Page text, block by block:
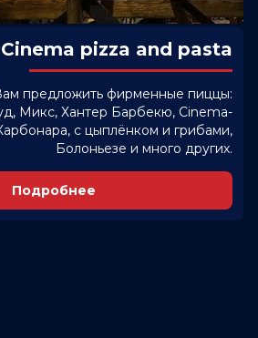
Cinema pizza and pasta
предложить фирменные пиццы:
Микс, Хантер Барбекю, Cinema-
с цыплёнком и грибами,
Болоньезе и много других.
Подробнее